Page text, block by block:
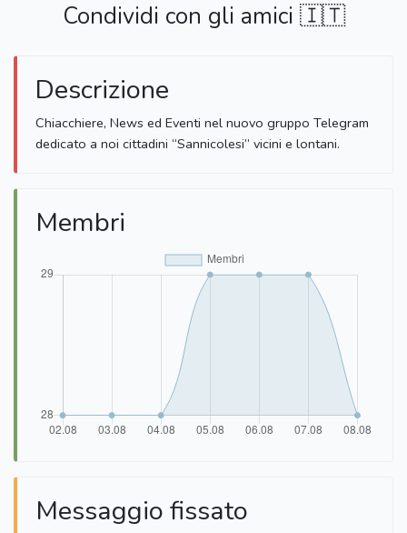
Condividi con gli amici 🇮🇹
Descrizione
Chiacchiere, News ed Eventi nel nuovo gruppo Telegram
dedicato a noi cittadini “Sannicolesi” vicini e lontani.
Membri
Messaggio fissato